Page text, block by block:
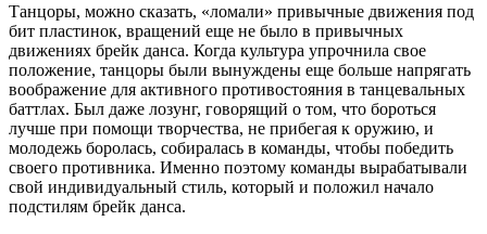
Танцоры, можно сказать, «ломали» привычные движения под
бит пластинок, вращений еще не было в привычных
движениях брейк данса. Когда культура упрочнила свое
положение, танцоры были вынуждены еще больше напрягать
воображение для активного противостояния в танцевальных
баттлах. Был даже лозунг, говорящий о том, что бороться
лучше при помощи творчества, не прибегая к оружию, и
молодежь боролась, собиралась в команды, чтобы победить
своего противника. Именно поэтому команды вырабатывали
свой индивидуальный стиль, который и положил начало
подстилям брейк данса.